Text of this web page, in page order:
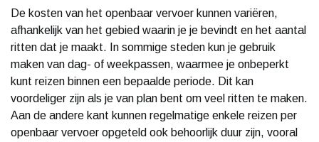
De kosten van het openbaar vervoer kunnen variëren,
afhankelijk van het gebied waarin je je bevindt en het aantal
ritten dat je maakt. In sommige steden kun je gebruik
maken van dag- of weekpassen, waarmee je onbeperkt
kunt reizen binnen een bepaalde periode. Dit kan
voordeliger zijn als je van plan bent om veel ritten te maken.
Aan de andere kant kunnen regelmatige enkele reizen per
openbaar vervoer opgeteld ook behoorlijk duur zijn, vooral